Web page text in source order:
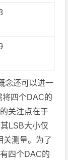
念还可以进一
将四个DAC的
关注点在于
LSB大小仅
关测量。为了
四个DAC的